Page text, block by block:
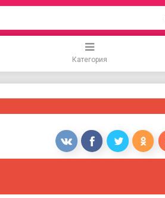
Категория